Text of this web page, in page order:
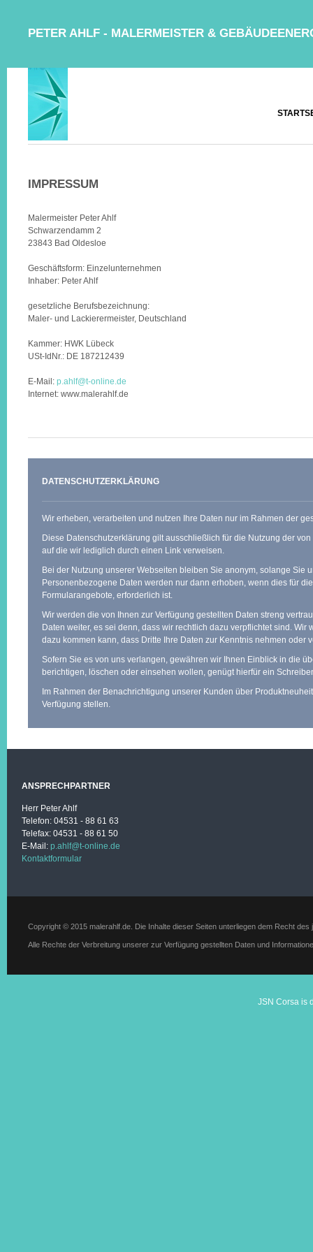
PETER AHLF - MALERMEISTER &
IMPRESSUM
Malermeister Peter Ahlf
Schwarzendamm 2
23843 Bad Oldesloe
Geschäftsform: Einzelunternehmen
Inhaber: Peter Ahlf
gesetzliche Berufsbezeichnung:
Maler- und Lackierermeister, Deutschland
Kammer: HWK Lübeck
USt-IdNr.: DE 187212439
E-Mail: p.ahlf@t-online.de
Internet: www.malerahlf.de
DATENSCHUTZERKLÄRUNG
Wir erheben, verarbeiten und nutzen Ihre Daten nur im Rahmen der
Diese Datenschutzerklärung gilt ausschließlich für die Nutzung der
auf die wir lediglich durch einen Link verweisen.
Bei der Nutzung unserer Webseiten bleiben Sie anonym, solange
Personenbezogene Daten werden nur dann erhoben, wenn dies für
Formularangebote, erforderlich ist.
Wir werden die von Ihnen zur Verfügung gestellten Daten streng
Daten weiter, es sei denn, dass wir rechtlich dazu verpflichtet sind.
dazu kommen kann, dass Dritte Ihre Daten zur Kenntnis nehmen oder
Sofern Sie es von uns verlangen, gewähren wir Ihnen Einblick in die
berichtigen, löschen oder einsehen wollen, genügt hierfür ein
Im Rahmen der Benachrichtigung unserer Kunden über
Verfügung stellen.
ANSPRECHPARTNER
Herr Peter Ahlf
Telefon: 04531 - 88 61 63
Telefax: 04531 - 88 61 50
E-Mail: p.ahlf@t-online.de
Kontaktformular
Copyright © 2015 malerahlf.de. Die Inhalte dieser Seiten unterliegen dem Recht
Alle Rechte der Verbreitung unserer zur Verfügung gestellten Daten und
JSN Corsa is